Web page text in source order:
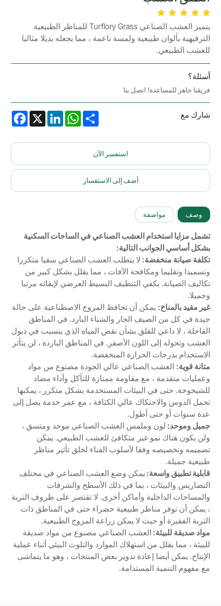
يتميز العشب الصناعي Turflory Grass للمناظر الطبيعية
الترفيهية بألوان طبيعية ولمسة ناعمة ، مما يجعله بديلا مثاليا
للعشب الطبيعي.
أسئلة؟
فريقنا جاهز للمساعدة! اتصل بنا
شارك مع X
LinkedIn
WhatsAppShare
استفسر الآن
أضف إلى الاستفسار
وصف مواصفة
تشمل مزايا استخدام العشب الصناعي في الساحات السكنية
بشكل أساسي الجوانب التالية:
تكلفة صيانة منخفضة: لا يتطلب العشب الصناعي سقيا متكررا
وتسميدا وتقليما ومكافحة الآفات ، مما يقلل بشكل كبير من
تكاليف الصيانة. يكفي التنظيف البسيط العرضي لإبقائه مرتبا
وجميلا.
غير مقيد بالمناخ: يمكن أن تحافظ المروج الاصطناعية على حالة
جيدة في كل من الصيف الحار والشتاء البارد. في المناطق
القاحلة ، لا داعي للقلق بشأن نقص المياه الذي يتسبب في ذبول
العشب وتحوله إلى اللون الأصفر. في المناطق الباردة ، لن يتأثر
الاستخدام بدرجات الحرارة المنخفضة.
متانة قوية: العشب الصناعي عالي الجودة مصنوع من مواد
وعمليات متقدمة ، مع مقاومة ممتازة للتآكل وأداء مضاد
للشيخوخة. حتى في البيئات المستخدمة بشكل متكرر ، يمكنها
تحمل الدوس والاحتكاك عالي الكثافة ، مع عمر خدمة يصل إلى
عدة سنوات أو حتى أطول.
جميل وموحد: لون وملمس العشب الصناعي موحد ومتسق ،
ولن يكون هناك نمو غير متكافئ للعشب الطبيعي. يمكن
تصميمه وتخصيصه وفقا لأسلوب الفناء لخلق تأثير مناظر
طبيعية جميلة.
قابلية تطبيق واسعة: يمكن وضع العشب الصناعي في مختلف
التضاريس والبيئات ، بما في ذلك الأسطح والشرفات
والمساحات الداخلية وأماكن أخرى. لا تقتصر على ظروف التربة
، يمكن أن توفر مناظر طبيعية خضراء حتى في المناطق ذات
التربة الفقيرة أو حيث لا يمكن زراعة المروج الطبيعية.
مواد صديقة للبيئة: العشب الصناعي مصنوع من مواد صديقة
للبيئة ، مما يقلل من استهلاك الموارد والتلوث البيئي أثناء عملية
الإنتاج. يمكن أيضا إعادة تدوير بعض المنتجات ، وهو ما يتماشى
مع مفهوم التنمية المستدامة.